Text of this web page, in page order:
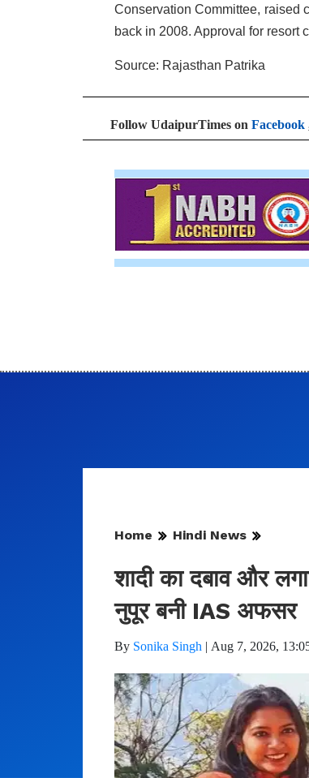
Conservation Committee, raised
back in 2008. Approval for resort
Source: Rajasthan Patrika
Follow UdaipurTimes on Facebook
Home Hindi News
शादी का दबाव और
नुपूर बनी IAS अफसर
By Sonika Singh | Aug 7, 2026,